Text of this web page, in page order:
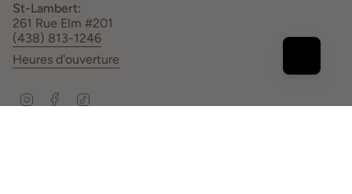
St-Lambert:
261 Rue Elm #201
(438) 813-1246
Heures d'ouverture
InstagramFacebook